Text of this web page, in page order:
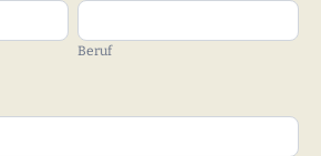
Beruf
Beruf